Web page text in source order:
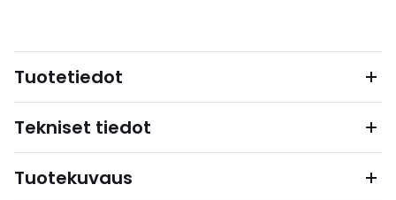
Tuotetiedot
Tekniset tiedot
Tuotekuvaus